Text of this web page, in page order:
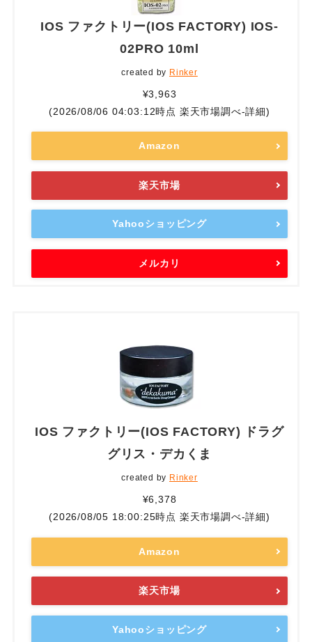
IOS ファクトリー(IOS FACTORY) IOS-
02PRO 10ml
created by Rinker
¥3,963
(2026/08/06 04:03:12時点 楽天市場調べ-詳細)
Amazon
楽天市場
Yahooショッピング
メルカリ
IOS ファクトリー(IOS FACTORY) ドラグ
グリス・デカくま
created by Rinker
¥6,378
(2026/08/05 18:00:25時点 楽天市場調べ-詳細)
Amazon
楽天市場
Yahooショッピング